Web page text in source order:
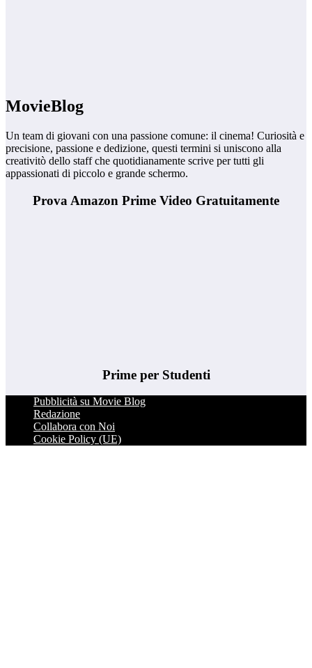
MovieBlog
Un team di giovani con una passione comune: il cinema! Curiosità e
precisione, passione e dedizione, questi termini si uniscono alla
creativitò dello staff che quotidianamente scrive per tutti gli
appassionati di piccolo e grande schermo.
Prova Amazon Prime Video Gratuitamente
Prime per Studenti
Pubblicità su Movie Blog
Redazione
Collabora con Noi
Cookie Policy (UE)